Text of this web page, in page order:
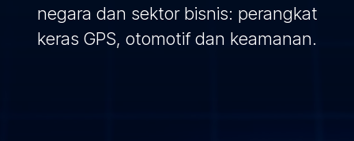
negara dan sektor bisnis: perangkat
keras GPS, otomotif dan keamanan.